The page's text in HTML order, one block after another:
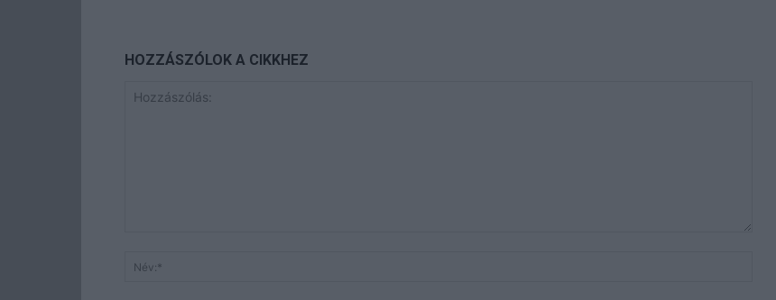
HOZZÁSZÓLOK A CIKKHEZ